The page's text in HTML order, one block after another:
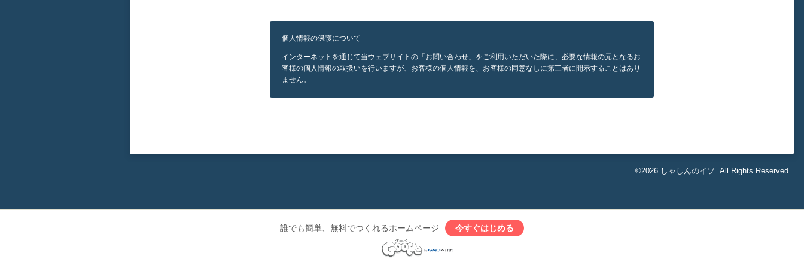
個人情報の保護について
インターネットを通じて当ウェブサイトの「お問い合わせ」をご利用いただいた際に、必要な情報の元となるお
客様の個人情報の取扱いを行いますが、お客様の個人情報を、お客様の同意なしに第三者に開示することはあり
ません。
©2026 しゃしんのイソ . All Rights Reserved.
誰でも簡単、無料でつくれるホームページ 今すぐはじめる